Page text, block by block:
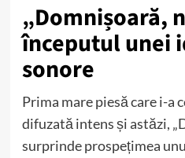
„Domnișoară,
începutul unei
sonore
Prima mare piesă care i-a
difuzată intens și astăzi,
surprinde prospețimea